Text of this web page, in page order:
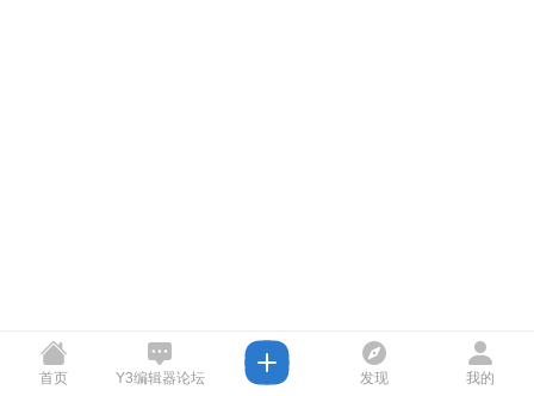
首页 Y3编辑器论坛 发现 我的